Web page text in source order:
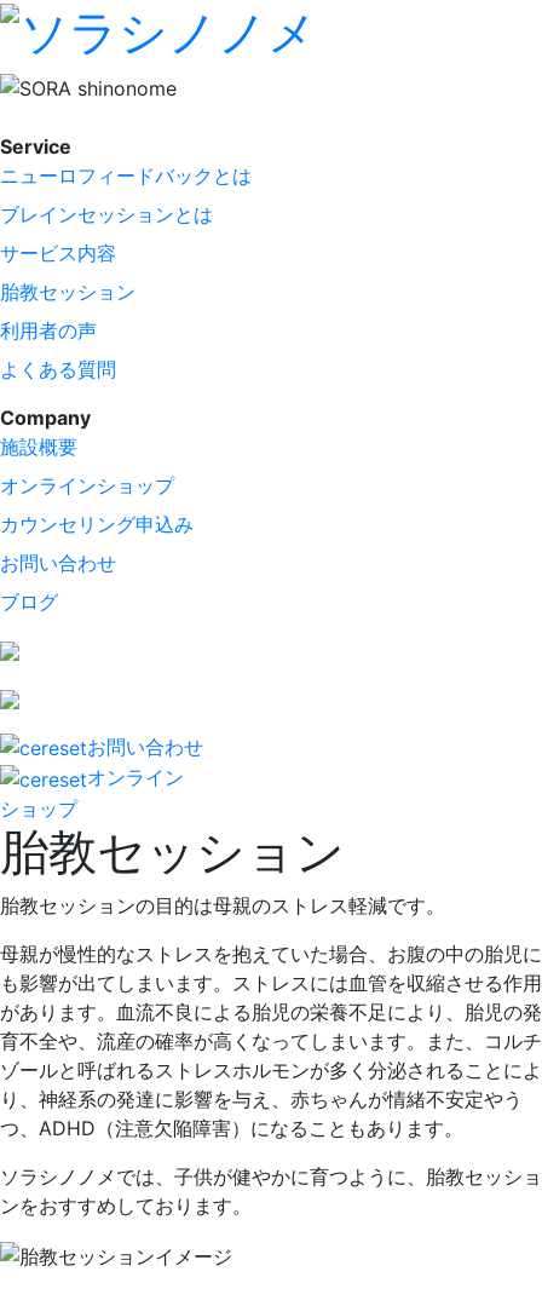
Service
ニューロフィードバックとは
ブレインセッションとは
サービス内容
胎教セッション
利用者の声
よくある質問
Company
施設概要
オンラインショップ
カウンセリング申込み
お問い合わせ
ブログ
お問い合わせ
オンライン
ショップ
胎教セッション
胎教セッションの目的は母親のストレス軽減です。
母親が慢性的なストレスを抱えていた場合、お腹の中の胎児に
も影響が出てしまいます。ストレスには血管を収縮させる作用
があります。血流不良による胎児の栄養不足により、胎児の発
育不全や、流産の確率が高くなってしまいます。また、コルチ
ゾールと呼ばれるストレスホルモンが多く分泌されることによ
り、神経系の発達に影響を与え、赤ちゃんが情緒不安定やう
つ、ADHD（注意欠陥障害）になることもあります。
ソラシノノメでは、子供が健やかに育つように、胎教セッショ
ンをおすすめしております。